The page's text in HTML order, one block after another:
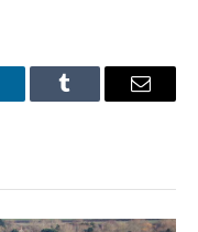
Tumblr Email